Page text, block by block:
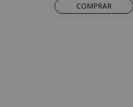
COMPRAR